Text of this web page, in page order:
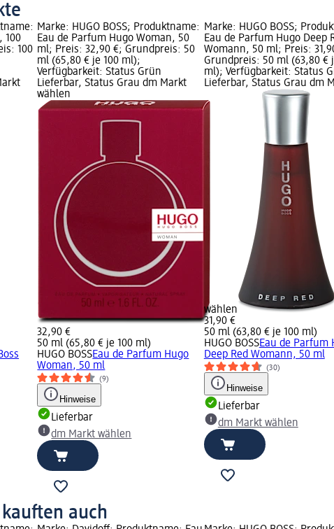
100
100
Marke: HUGO BOSS; Produktname:
Eau de Parfum Hugo Woman, 50
ml; Preis: 32,90 €; Grundpreis: 50
ml (65,80 € je 100 ml);
Verfügbarkeit: Status Grün
Lieferbar, Status Grau dm Markt
wählen
32,90 €
50 ml (65,80 € je 100 ml)
HUGO BOSSEau de Parfum Hugo
Woman, 50 ml
(9)
Hinweise
Lieferbar
dm Markt wählen
Marke: HUGO BOSS;
Eau de Parfum Hugo Deep
Womann, 50 ml; Preis:
Grundpreis: 50 ml (63,80 €
ml); Verfügbarkeit: Status
Lieferbar, Status Grau dm
wählen
31,90 €
50 ml (63,80 € je 100 ml)
HUGO BOSSEau de Parfum
Deep Red Womann, 50 ml
(30)
Hinweise
Lieferbar
dm Markt wählen
auch